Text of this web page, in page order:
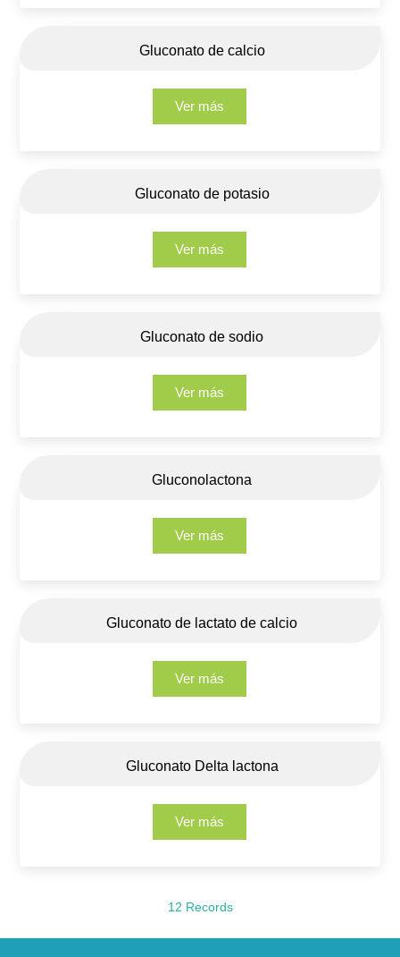
Gluconato de calcio
Ver más
Gluconato de potasio
Ver más
Gluconato de sodio
Ver más
Gluconolactona
Ver más
Gluconato de lactato de calcio
Ver más
Gluconato Delta lactona
Ver más
12 Records